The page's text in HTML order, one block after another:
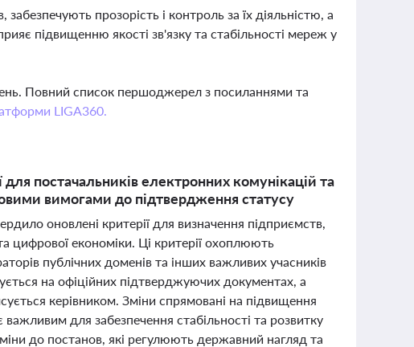
прозорість і контроль за їх діяльністю, а
підвищенню якості зв'язку та стабільності мереж у
Повний список першоджерел з посиланнями та
LIGA360.
постачальників електронних комунікацій та
вимогами до підтвердження статусу
оновлені критерії для визначення підприємств,
цифрової економіки. Ці критерії охоплюють
публічних доменів та інших важливих учасників
на офіційних підтверджуючих документах, а
керівником. Зміни спрямовані на підвищення
для забезпечення стабільності та розвитку
до постанов, які регулюють державний нагляд та